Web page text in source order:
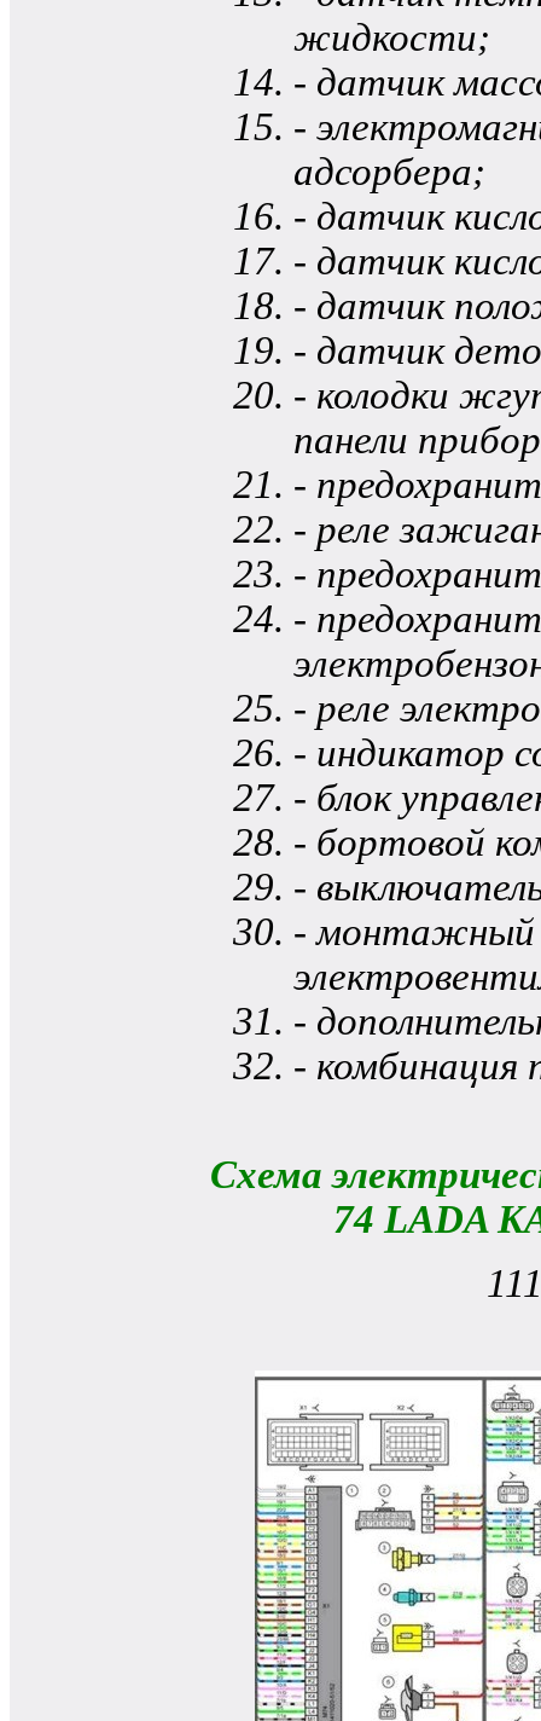
жидкости;
- датчик
-
адсорбера;
- датчик
- датчик
- датчик
- датчик
- колодки
панели
-
- реле
-
-
- реле
- индикатор
- блок
- бортовой
-
- монтажный
-
- комбинация
Схема
74 LADA